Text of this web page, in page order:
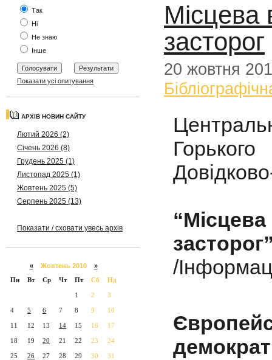
Так
Ні
Не знаю
Інше
Показати усі опитування
АРХІВ НОВИН САЙТУ
Лютий 2026 (2)
Січень 2026 (8)
Грудень 2025 (1)
Листопад 2025 (1)
Жовтень 2025 (5)
Серпень 2025 (13)
Показати / сховати увесь архів
«Жовтень 2010 »
Пн
Вт Ср Чт Пт Сб Нд
1 2 3
4 5 6 7 8 9 10
11 12 13 14 15 16 17
18 19 20 21 22 23 24
25 26 27 28 29 30 31
Місцева
засторог
20 жовтня
Горького
/